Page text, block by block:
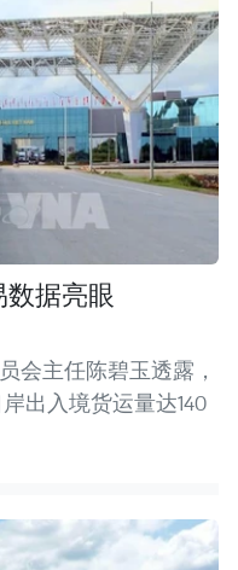
据亮眼
会主任陈碧玉透露，
出入境货运量达140